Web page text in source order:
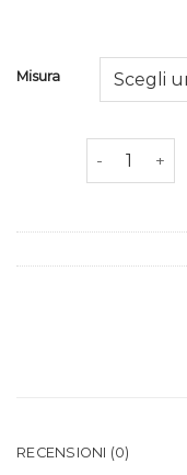
Misura
pantaloni
RECENSIONI (0)